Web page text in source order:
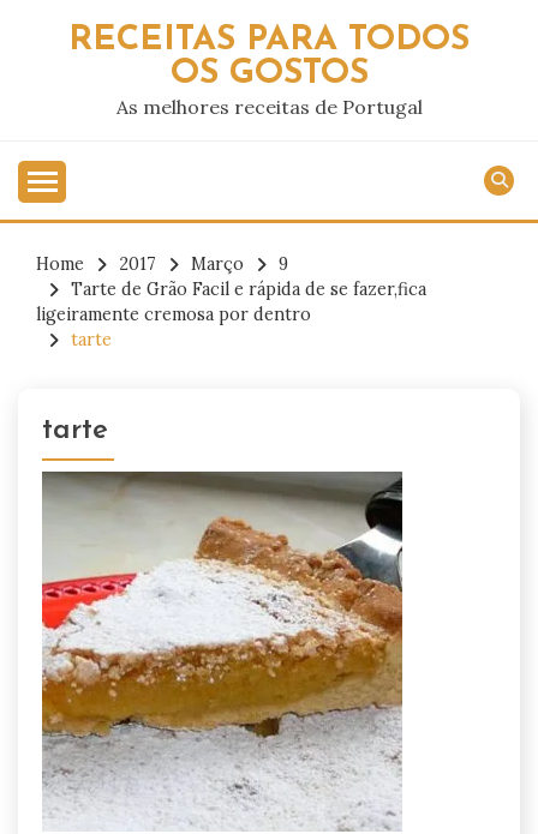
RECEITAS PARA TODOS
OS GOSTOS
As melhores receitas de Portugal
Home 2017 Março
9
Tarte de Grão Facil e rápida de se fazer,fica
ligeiramente cremosa por dentro
tarte
tarte